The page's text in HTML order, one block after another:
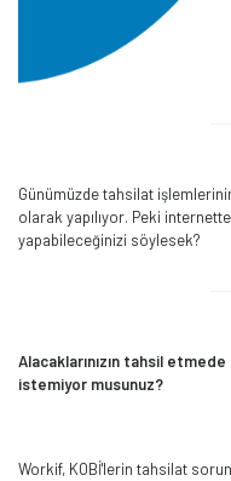
Günümüzde tahsilat
olarak yapılıyor. Peki
yapabileceğinizi söylesek?
Alacaklarınızın tahsil
istemiyor musunuz?
Workif, KOBİ'lerin tahsilat